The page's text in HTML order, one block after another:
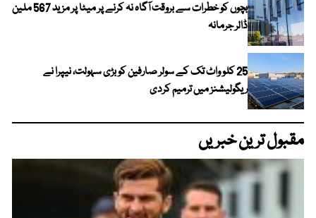
بچوں کو خطرات سے بروقت آگاہ نہ کرنے پر میٹا پر مزید 567 ملین
ڈالر جرمانہ
25 کلو واٹ تک کے سولر صارفین کو بڑی سہولت، نیپرا نے
ریگولیشنز میں ترمیم کردی
مقبول ترین خبریں